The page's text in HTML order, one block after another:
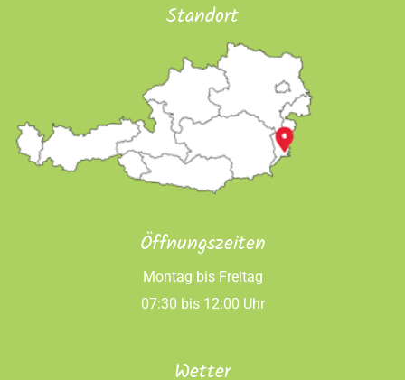
Standort
Öffnungszeiten
Montag bis Freitag
07:30 bis 12:00 Uhr
Wetter